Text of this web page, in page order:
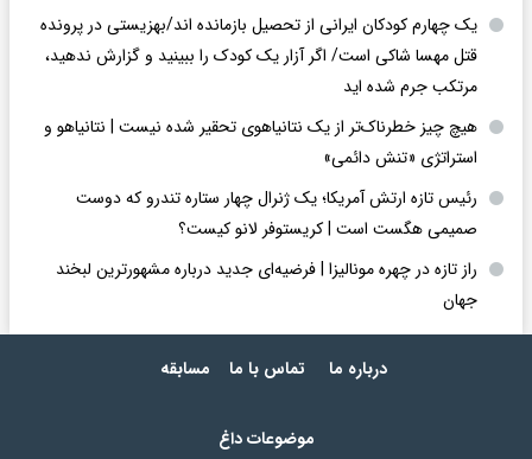
یک چهارم کودکان ایرانی از تحصیل بازمانده اند/بهزیستی در پرونده
قتل مهسا شاکی است/ اگر آزار یک کودک را ببینید و گزارش ندهید،
مرتکب جرم شده اید
هیچ چیز خطرناک‌تر از یک نتانیاهوی تحقیر شده نیست | نتانیاهو و
استراتژی «تنش دائمی»
رئیس تازه ارتش آمریکا؛ یک ژنرال چهار ستاره تندرو که دوست
صمیمی هگست است | کریستوفر لانو کیست؟
راز تازه در چهره مونالیزا | فرضیه‌ای جدید درباره مشهورترین لبخند
جهان
درباره ما تماس با ما مسابقه
موضوعات داغ